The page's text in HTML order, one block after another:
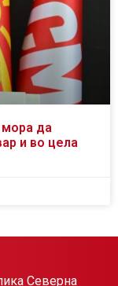
да
и во цела
Северна